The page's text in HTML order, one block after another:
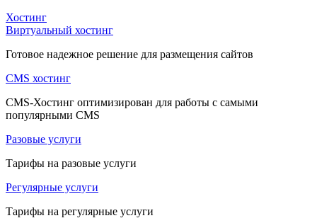
Хостинг
Виртуальный хостинг
Готовое надежное решение для размещения сайтов
CMS хостинг
CMS-Хостинг оптимизирован для работы с самыми
популярными CMS
Разовые услуги
Тарифы на разовые услуги
Регулярные услуги
Тарифы на регулярные услуги